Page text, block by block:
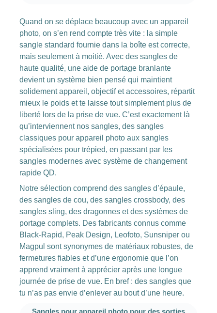
Quand on se déplace beaucoup avec un appareil
photo, on s’en rend compte très vite : la simple
sangle standard fournie dans la boîte est correcte,
mais seulement à moitié. Avec des sangles de
haute qualité, une aide de portage branlante
devient un système bien pensé qui maintient
solidement appareil, objectif et accessoires, répartit
mieux le poids et te laisse tout simplement plus de
liberté lors de la prise de vue. C’est exactement là
qu’interviennent nos sangles, des sangles
classiques pour appareil photo aux sangles
spécialisées pour trépied, en passant par les
sangles modernes avec système de changement
rapide QD.
Notre sélection comprend des sangles d’épaule,
des sangles de cou, des sangles crossbody, des
sangles sling, des dragonnes et des systèmes de
portage complets. Des fabricants connus comme
Black-Rapid, Peak Design, Leofoto, Sunsniper ou
Magpul sont synonymes de matériaux robustes, de
fermetures fiables et d’une ergonomie que l’on
apprend vraiment à apprécier après une longue
journée de prise de vue. En bref : des sangles que
tu n’as pas envie d’enlever au bout d’une heure.
Sangles pour appareil photo pour des sorties